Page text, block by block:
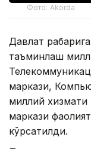
Фото: Akorda
Давлат
таъминлаш
маркази,
миллий
маркази
кўрсатилди.